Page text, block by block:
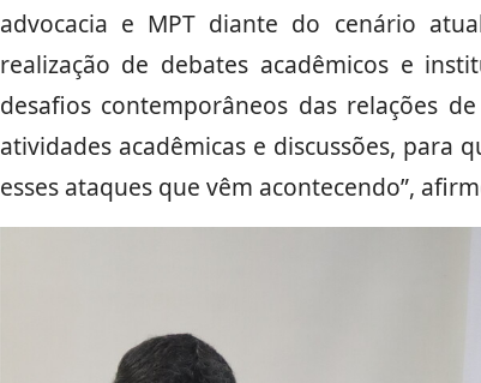
advocacia e MPT diante do cenário
realização de debates acadêmicos e
desafios contemporâneos das relações
atividades acadêmicas e discussões, para
esses ataques que vêm acontecendo”,